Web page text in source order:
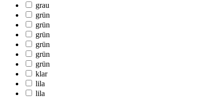
grau
grün
grün
grün
grün
grün
grün
klar
lila
lila